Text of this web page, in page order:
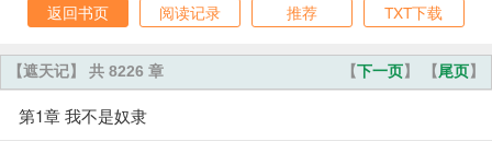
返回书页
阅读记录 推荐 TXT下载
【下一页】 【尾页】
【遮天记】 共 8226 章
第1章 我不是奴隶